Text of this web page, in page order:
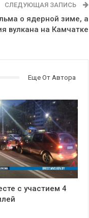
СЛЕДУЮЩАЯ ЗАПИСЬ
о ядерной зиме, а
вулкана на Камчатке
Еще От Автора
с участием 4